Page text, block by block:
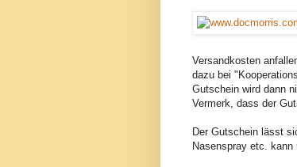
Versandkosten
dazu bei
Gutschein wird dann
Vermerk, dass der
Der Gutschein lässt
Nasenspray etc. kann